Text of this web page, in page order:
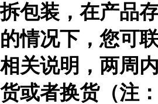
拆包装，在产品
的情况下，您可
相关说明，两周
货或者换货（注